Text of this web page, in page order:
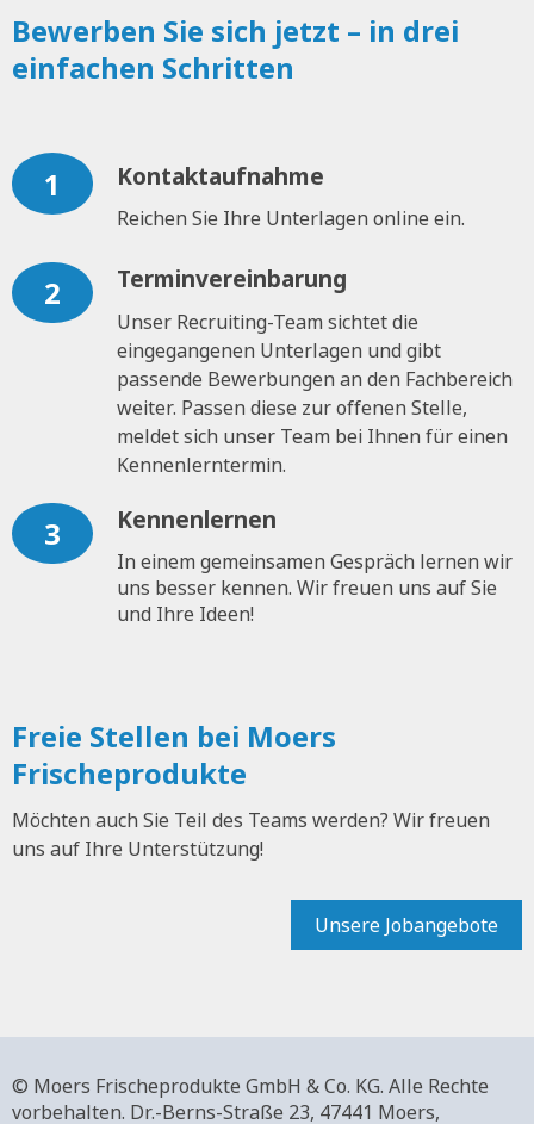
Bewerben Sie sich jetzt – in drei
einfachen Schritten
1 Kontaktaufnahme
Reichen Sie Ihre Unterlagen online ein.
2 Terminvereinbarung
Unser Recruiting-Team sichtet die
eingegangenen Unterlagen und gibt
passende Bewerbungen an den Fachbereich
weiter. Passen diese zur offenen Stelle,
meldet sich unser Team bei Ihnen für einen
Kennenlerntermin.
3 Kennenlernen
In einem gemeinsamen Gespräch lernen wir
uns besser kennen. Wir freuen uns auf Sie
und Ihre Ideen!
Freie Stellen bei Moers
Frischeprodukte
Möchten auch Sie Teil des Teams werden? Wir freuen
uns auf Ihre Unterstützung!
Unsere Jobangebote
© Moers Frischeprodukte GmbH & Co. KG. Alle Rechte
vorbehalten. Dr.-Berns-Straße 23, 47441 Moers,